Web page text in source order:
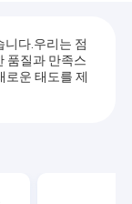
니다.우리는 점
품질과 만족스
로운 태도를 제